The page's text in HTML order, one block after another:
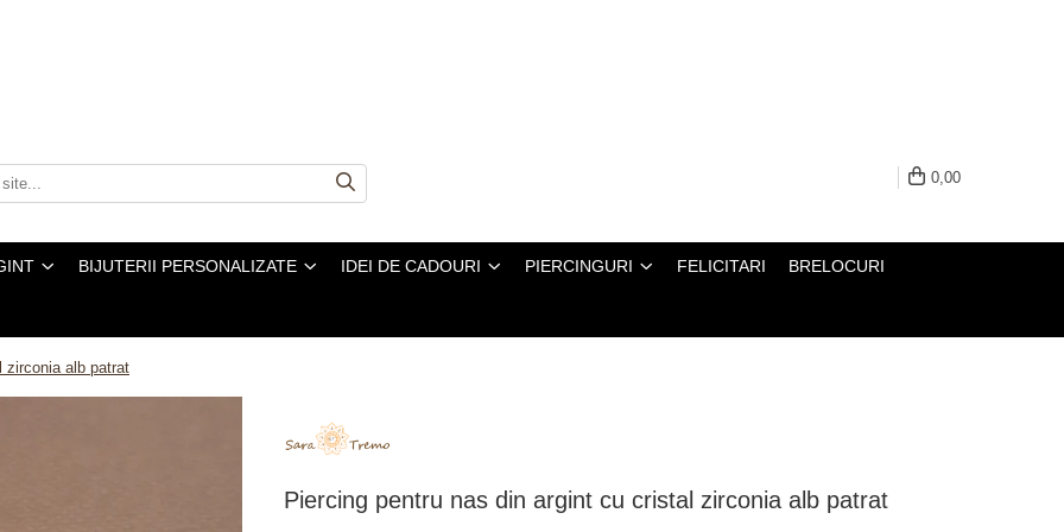
0,00
BIJUTERII PERSONALIZATE IDEI DE CADOURI PIERCINGURI FELICITARI BRELOCURI
zirconia alb patrat
Piercing pentru nas din argint cu cristal zirconia alb patrat